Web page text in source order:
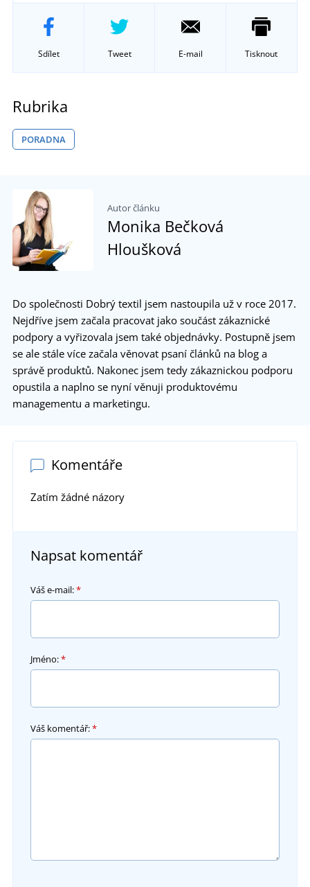
Sdílet Tweet E-mail Tisknout
Rubrika
PORADNA
Autor článku
Monika Bečková
Hloušková
Do společnosti Dobrý textil jsem nastoupila už v roce 2017.
Nejdříve jsem začala pracovat jako součást zákaznické
podpory a vyřizovala jsem také objednávky. Postupně jsem
se ale stále více začala věnovat psaní článků na blog a
správě produktů. Nakonec jsem tedy zákaznickou podporu
opustila a naplno se nyní věnuji produktovému
managementu a marketingu.
Komentáře
Zatím žádné názory
Napsat komentář
Váš e-mail:*
Jméno:*
Váš komentář:*